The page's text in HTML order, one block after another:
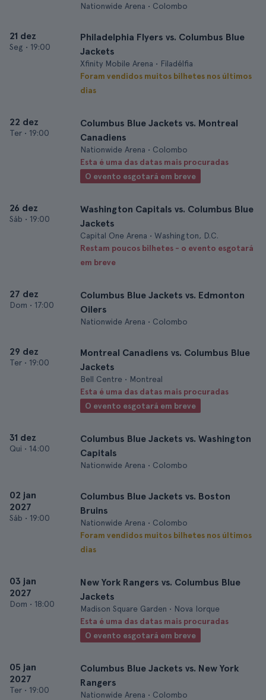
Nationwide Arena • Colombo
21 dez
Seg • 19:00
Philadelphia Flyers vs. Columbus Blue
Jackets
Xfinity Mobile Arena • Filadélfia
Foram vendidos muitos bilhetes nos últimos
dias
22 dez
Ter • 19:00
Columbus Blue Jackets vs. Montreal
Canadiens
Nationwide Arena • Colombo
Esta é uma das datas mais procuradas
O evento esgotará em breve
26 dez
Sáb • 19:00
Washington Capitals vs. Columbus Blue
Jackets
Capital One Arena • Washington, D.C.
Restam poucos bilhetes - o evento esgotará
em breve
27 dez
Dom • 17:00
Columbus Blue Jackets vs. Edmonton
Oilers
Nationwide Arena • Colombo
29 dez
Ter • 19:00
Montreal Canadiens vs. Columbus Blue
Jackets
Bell Centre • Montreal
Esta é uma das datas mais procuradas
O evento esgotará em breve
31 dez
Qui • 14:00
Columbus Blue Jackets vs. Washington
Capitals
Nationwide Arena • Colombo
02 jan
2027
Sáb • 19:00
Columbus Blue Jackets vs. Boston
Bruins
Nationwide Arena • Colombo
Foram vendidos muitos bilhetes nos últimos
dias
03 jan
2027
Dom • 18:00
New York Rangers vs. Columbus Blue
Jackets
Madison Square Garden • Nova Iorque
Esta é uma das datas mais procuradas
O evento esgotará em breve
05 jan
2027
Ter • 19:00
Columbus Blue Jackets vs. New York
Rangers
Nationwide Arena • Colombo